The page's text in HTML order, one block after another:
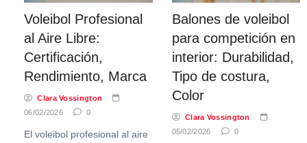
Voleibol Profesional
al Aire Libre:
Certificación,
Rendimiento, Marca
Clara Vossington
06/02/2026
0
El voleibol profesional al aire
Balones de voleibol
para competición en
interior: Durabilidad,
Tipo de costura,
Color
Clara Vossington
05/02/2026
0